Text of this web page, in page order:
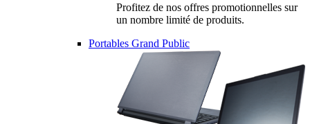
Profitez de nos offres promotionnelles sur
un nombre limité de produits.
Portables Grand Public